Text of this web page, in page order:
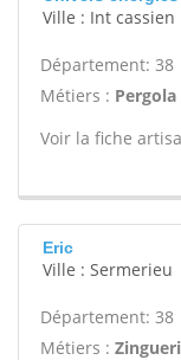
Ville : Int cassien
Département: 38
Métiers :
Voir la fiche
Eric
Ville : Sermerieu
Département: 38
Métiers :